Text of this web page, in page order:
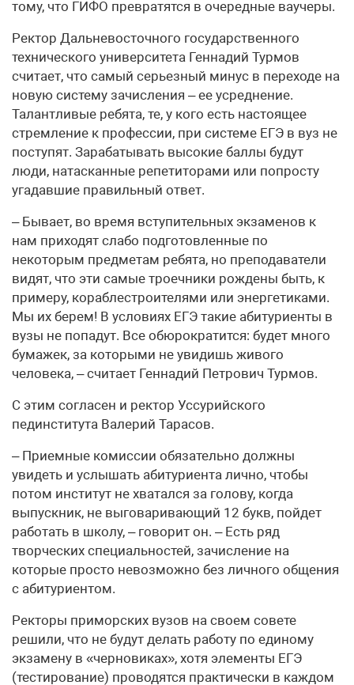
тому, что ГИФО превратятся в очередные ваучеры.
Ректор Дальневосточного государственного
технического университета Геннадий Турмов
считает, что самый серьезный минус в переходе на
новую систему зачисления – ее усреднение.
Талантливые ребята, те, у кого есть настоящее
стремление к профессии, при системе ЕГЭ в вуз не
поступят. Зарабатывать высокие баллы будут
люди, натасканные репетиторами или попросту
угадавшие правильный ответ.
– Бывает, во время вступительных экзаменов к
нам приходят слабо подготовленные по
некоторым предметам ребята, но преподаватели
видят, что эти самые троечники рождены быть, к
примеру, кораблестроителями или энергетиками.
Мы их берем! В условиях ЕГЭ такие абитуриенты в
вузы не попадут. Все обюрократится: будет много
бумажек, за которыми не увидишь живого
человека, – считает Геннадий Петрович Турмов.
С этим согласен и ректор Уссурийского
пединститута Валерий Тарасов.
– Приемные комиссии обязательно должны
увидеть и услышать абитуриента лично, чтобы
потом институт не хватался за голову, когда
выпускник, не выговаривающий 12 букв, пойдет
работать в школу, – говорит он. – Есть ряд
творческих специальностей, зачисление на
которые просто невозможно без личного общения
с абитуриентом.
Ректоры приморских вузов на своем совете
решили, что не будут делать работу по единому
экзамену в «черновиках», хотя элементы ЕГЭ
(тестирование) проводятся практически в каждом